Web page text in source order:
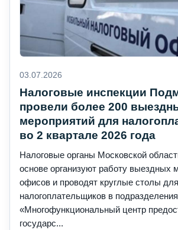
03.07.2026
Налоговые инспекции
провели более 200
мероприятий для
во 2 квартале 2026 года
Налоговые органы Московской
основе организуют работу выездных
офисов и проводят круглые столы для
налогоплательщиков в
«Многофункциональный центр
государс...